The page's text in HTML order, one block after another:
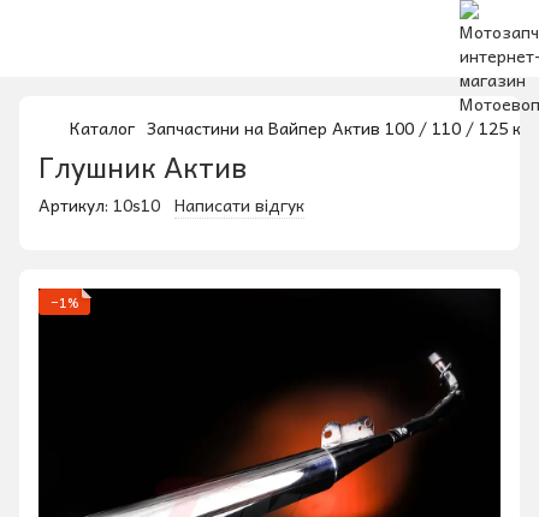
Каталог Запчастини на Вайпер Актив 100 / 110 / 125 куб
Глушник Актив
Артикул: 10s10 Написати відгук
−1%